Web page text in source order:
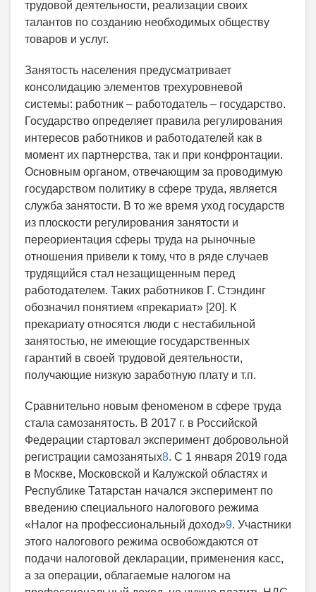
трудовой деятельности, реализации своих
талантов по созданию необходимых обществу
товаров и услуг.
Занятость населения предусматривает
консолидацию элементов трехуровневой
системы: работник – работодатель – государство.
Государство определяет правила регулирования
интересов работников и работодателей как в
момент их партнерства, так и при конфронтации.
Основным органом, отвечающим за проводимую
государством политику в сфере труда, является
служба занятости. В то же время уход государств
из плоскости регулирования занятости и
переориентация сферы труда на рыночные
отношения привели к тому, что в ряде случаев
трудящийся стал незащищенным перед
работодателем. Таких работников Г. Стэндинг
обозначил понятием «прекариат» [20]. К
прекариату относятся люди с нестабильной
занятостью, не имеющие государственных
гарантий в своей трудовой деятельности,
получающие низкую заработную плату и т.п.
Сравнительно новым феноменом в сфере труда
стала самозанятость. В 2017 г. в Российской
Федерации стартовал эксперимент добровольной
регистрации самозанятых8. С 1 января 2019 года
в Москве, Московской и Калужской областях и
Республике Татарстан начался эксперимент по
введению специального налогового режима
«Налог на профессиональный доход»9. Участники
этого налогового режима освобождаются от
подачи налоговой декларации, применения касс,
а за операции, облагаемые налогом на